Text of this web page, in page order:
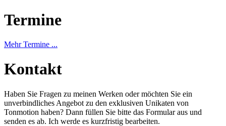
Termine
Mehr Termine ...
Kontakt
Haben Sie Fragen zu meinen Werken oder möchten Sie ein
unverbindliches Angebot zu den exklusiven Unikaten von
Tonmotion haben? Dann füllen Sie bitte das Formular aus und
senden es ab. Ich werde es kurzfristig bearbeiten.